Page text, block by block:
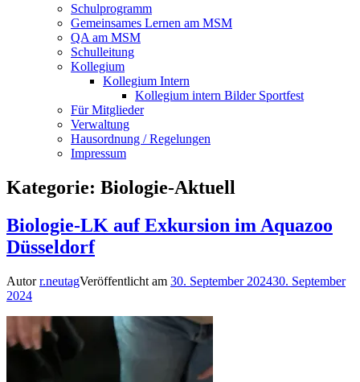
Schulprogramm
Gemeinsames Lernen am MSM
QA am MSM
Schulleitung
Kollegium
Kollegium Intern
Kollegium intern Bilder Sportfest
Für Mitglieder
Verwaltung
Hausordnung / Regelungen
Impressum
Kategorie: Biologie-Aktuell
Biologie-LK auf Exkursion im Aquazoo
Düsseldorf
Autorr.neutagVeröffentlicht am 30. September 202430. September
2024